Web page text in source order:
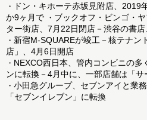
・
ドン・キホーテ赤坂見附店、2019
か9ヶ月で ・ ブックオフ・ビンゴ・
ター街店、7月22日閉店－渋谷の書
・ 新宿M-SQUAREが竣工－核テナン
店」、4月6日開店
・ NEXCO西日本、管内コンビニの多
ンに転換－4月中に、一部店舗は「サ
・ 小田急グループ、セブンアイと業
「セブンイレブン」に転換